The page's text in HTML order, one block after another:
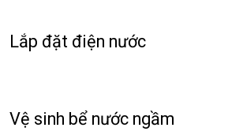
Lắp đặt điện nước
Vệ sinh bể nước ngầm